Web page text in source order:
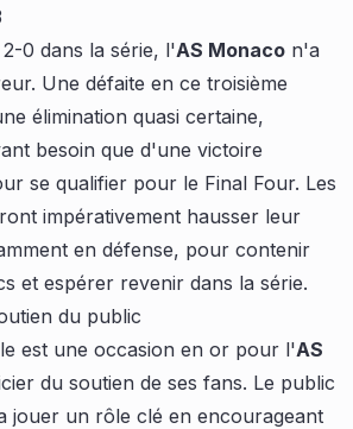
0 dans la série, l'AS Monaco n'a
Une défaite en ce troisième
élimination quasi certaine,
besoin que d'une victoire
se qualifier pour le Final Four. Les
impérativement hausser leur
en défense, pour contenir
et espérer revenir dans la série.
du public
est une occasion en or pour l'AS
du soutien de ses fans. Le public
jouer un rôle clé en encourageant